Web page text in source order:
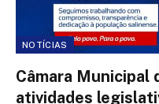
NOTÍCIAS
Câmara Municipal
atividades